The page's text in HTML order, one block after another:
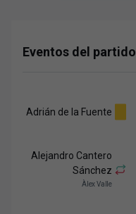
Eventos del partido
Adrián de la Fuente
Alejandro Cantero
Sánchez
Àlex Valle